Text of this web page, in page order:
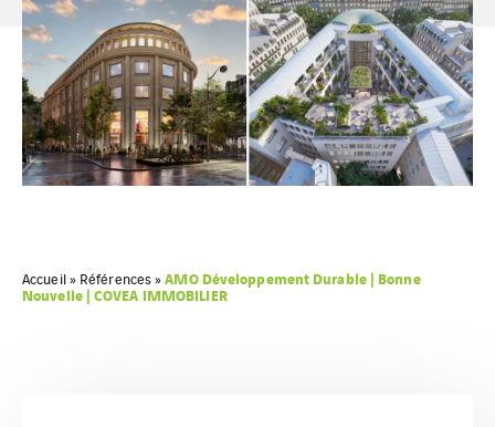
Accueil» Références»AMO Développement Durable | Bonne
Nouvelle | COVEA IMMOBILIER